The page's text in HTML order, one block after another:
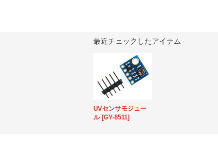
最近チェックしたアイテム
UVセンサモジュー
ル [GY-8511]